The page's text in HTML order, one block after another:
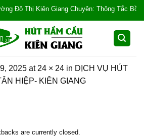
Đô Thị Kiên Giang Chuyên: Thông Tắc Bồn
2025 at 24 × 24 in DỊCH VỤ HÚT
HIỆP- KIÊN GIANG
are currently closed.